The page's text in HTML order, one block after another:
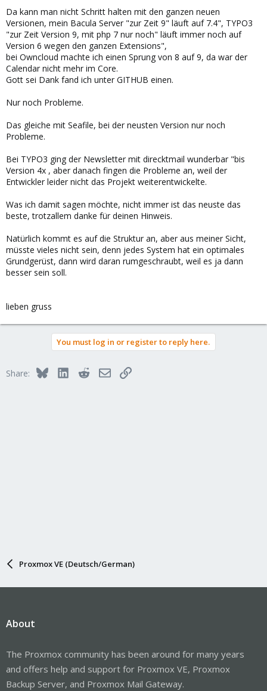
Da kann man nicht Schritt halten mit den ganzen neuen
Versionen, mein Bacula Server "zur Zeit 9" läuft auf 7.4", TYPO3
"zur Zeit Version 9, mit php 7 nur noch" läuft immer noch auf
Version 6 wegen den ganzen Extensions",
bei Owncloud machte ich einen Sprung von 8 auf 9, da war der
Calendar nicht mehr im Core.
Gott sei Dank fand ich unter GITHUB einen.
Nur noch Probleme.
Das gleiche mit Seafile, bei der neusten Version nur noch
Probleme.
Bei TYPO3 ging der Newsletter mit direcktmail wunderbar "bis
Version 4x , aber danach fingen die Probleme an, weil der
Entwickler leider nicht das Projekt weiterentwickelte.
Was ich damit sagen möchte, nicht immer ist das neuste das
beste, trotzallem danke für deinen Hinweis.
Natürlich kommt es auf die Struktur an, aber aus meiner Sicht,
müsste vieles nicht sein, denn jedes System hat ein optimales
Grundgerüst, dann wird daran rumgeschraubt, weil es ja dann
besser sein soll.
lieben gruss
You must log in or register to reply here.
Share: BlueskyLinkedInRedditEmailLink
Proxmox VE (Deutsch/German)
About
The Proxmox community has been around for many years
and offers help and support for Proxmox VE, Proxmox
Backup Server, and Proxmox Mail Gateway.